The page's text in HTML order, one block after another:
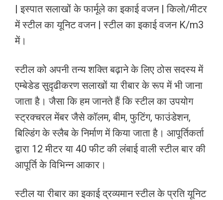
| इस्पात सलाखों के फार्मूले का इकाई वजन | किलो/मीटर
में स्टील का यूनिट वजन | स्टील का इकाई वजन K/m3
में।
स्टील को अपनी तन्य शक्ति बढ़ाने के लिए ठोस सदस्य में
एम्बेडेड सुदृढीकरण सलाखों या रीबार के रूप में भी जाना
जाता है। जैसा कि हम जानते हैं कि स्टील का उपयोग
स्ट्रक्चरल मेंबर जैसे कॉलम, बीम, फुटिंग, फाउंडेशन,
बिल्डिंग के स्लैब के निर्माण में किया जाता है। आपूर्तिकर्ता
द्वारा 12 मीटर या 40 फीट की लंबाई वाली स्टील बार की
आपूर्ति के विभिन्न आकार।
स्टील या रीबार का इकाई द्रव्यमान स्टील के प्रति यूनिट